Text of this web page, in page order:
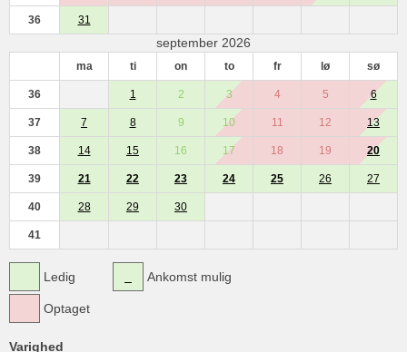
36 31
september 2026
ma ti on to fr lø sø
36 1 2 3 4 5 6
37 7 8 9 10 11 12 13
38 14 15 16 17 18 19 20
39 21 22 23 24 25 26 27
40 28 29 30
41
Ledig
Optaget
Ankomst mulig
Varighed